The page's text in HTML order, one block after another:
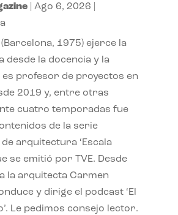
| Ago 6, 2026
1975) ejerce la
desde la docencia y la
es profesor de proyectos en
2019 y, entre otras
cuatro temporadas fue
de la serie
arquitectura ‘Escala
se emitió por TVE. Desde
la arquitecta Carmen
y dirige el podcast ‘El
Le pedimos consejo lector.